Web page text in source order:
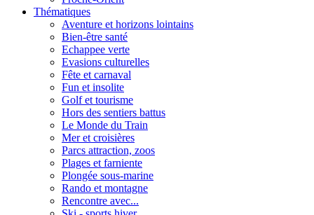
Thématiques
Aventure et horizons lointains
Bien-être santé
Echappee verte
Evasions culturelles
Fête et carnaval
Fun et insolite
Golf et tourisme
Hors des sentiers battus
Le Monde du Train
Mer et croisières
Parcs attraction, zoos
Plages et farniente
Plongée sous-marine
Rando et montagne
Rencontre avec...